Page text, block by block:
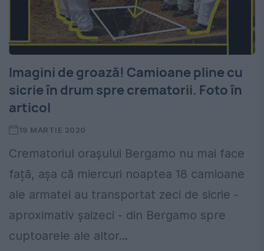
Imagini de groază! Camioane pline cu
sicrie în drum spre crematorii. Foto în
articol
19 MARTIE 2020
Crematoriul orașului Bergamo nu mai face
față, așa că miercuri noaptea 18 camioane
ale armatei au transportat zeci de sicrie -
aproximativ șaizeci - din Bergamo spre
cuptoarele ale altor...